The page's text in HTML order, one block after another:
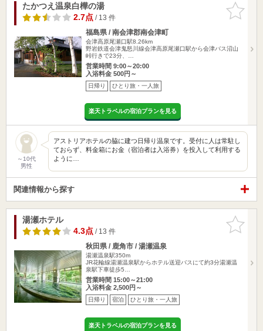
お気に入
りに追加
たかつえ温泉白樺の湯
2.7点/ 13 件
福島県 / 南会津郡南会津町
会津高原尾瀬口駅8.26km
野岩鉄道会津鬼怒川線会津高原尾瀬口駅から会津バス沼山
峠行きで23分、…
営業時間 9:00～20:00
入浴料金 500円～
日帰り ひとり旅・一人旅
楽天トラベルの宿泊プランを見る
～10代
男性
アストリアホテルの脇に建つ日帰り温泉です。受付に人は常駐し
ておらず、料金箱にお金（宿泊者は入浴券）を投入して利用する
ように…
関連情報から探す
お気に入
りに追加
湯瀬ホテル
4.3点/ 13 件
秋田県 / 鹿角市 / 湯瀬温泉
湯瀬温泉駅350m
JR花輪線湯瀬温泉駅からホテル送迎バスにて約3分湯瀬温
泉駅下車徒歩5…
営業時間 15:00～21:00
入浴料金 2,500円～
日帰り 宿泊 ひとり旅・一人旅
楽天トラベルの宿泊プランを見る